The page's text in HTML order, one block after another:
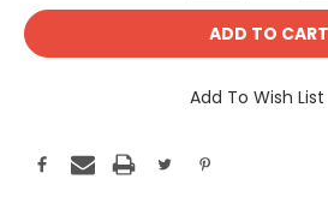
Add To Wish List